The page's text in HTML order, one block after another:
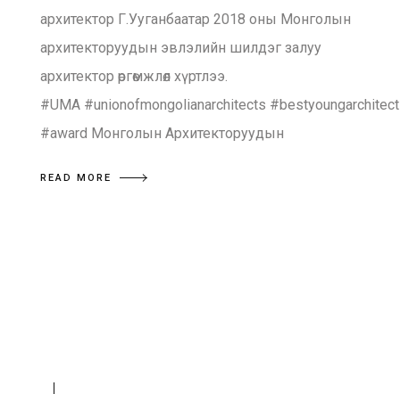
архитектор Г.Ууганбаатар 2018 оны Монголын
архитекторуудын эвлэлийн шилдэг залуу
архитектор өргөмжлөл хүртлээ.
#UMA #unionofmongolianarchitects #bestyoungarchitect
#award Монголын Архитекторуудын
READ MORE